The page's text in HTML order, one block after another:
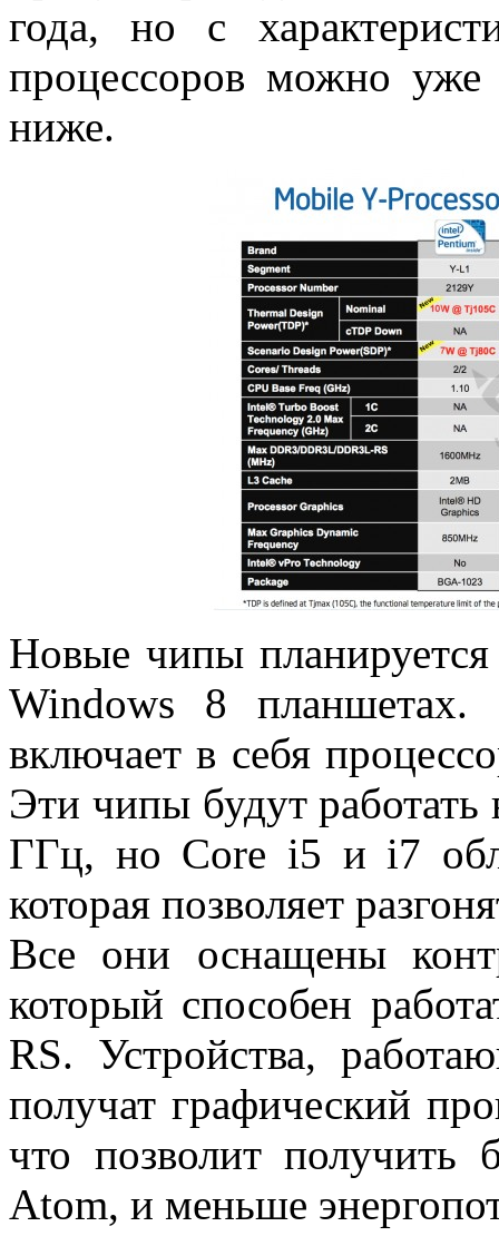
года, но с
процессоров можно уже
ниже.
Новые чипы
Windows 8 планшетах.
включает в себя
Эти чипы будут работать
ГГц, но Core i5 и i7
которая позволяет
Все они оснащены
который способен
RS. Устройства,
получат графический
что позволит
Atom, и меньше